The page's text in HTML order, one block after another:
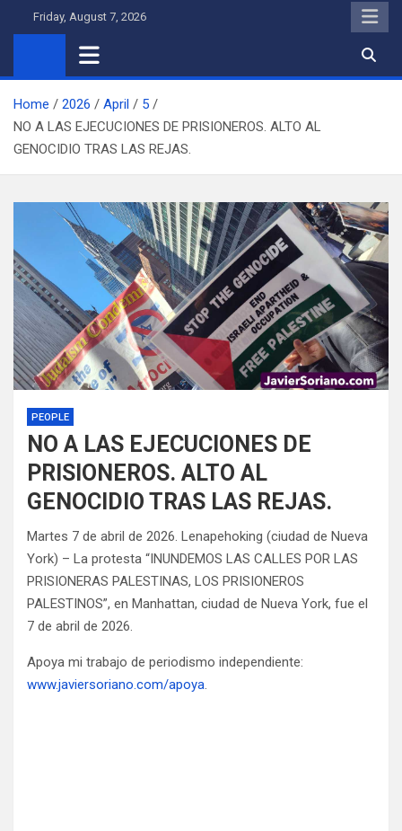
Friday, August 7, 2026
Home 2026 April
5
NO A LAS EJECUCIONES DE PRISIONEROS. ALTO AL
GENOCIDIO TRAS LAS REJAS.
PEOPLE
NO A LAS EJECUCIONES DE
PRISIONEROS. ALTO AL
GENOCIDIO TRAS LAS REJAS.
Martes 7 de abril de 2026. Lenapehoking (ciudad de Nueva
York) – La protesta “INUNDEMOS LAS CALLES POR LAS
PRISIONERAS PALESTINAS, LOS PRISIONEROS
PALESTINOS”, en Manhattan, ciudad de Nueva York, fue el
7 de abril de 2026.
Apoya mi trabajo de periodismo independiente:
www.javiersoriano.com/apoya.